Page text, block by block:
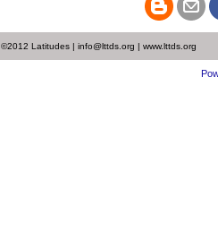
©2012 Latitudes | info@lttds.org | www.lttds.org